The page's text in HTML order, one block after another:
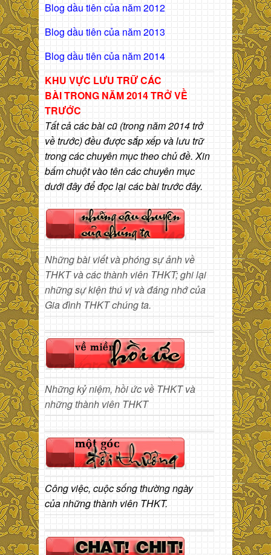
Blog dầu tiên của năm 2012
Blog dầu tiên của năm 2013
Blog dầu tiên của năm 2014
KHU VỰC LƯU TRỮ CÁC
BÀITRONG NĂM 2014 TRỞ VỀ
TRƯỚC
Tất cả các bài cũ (trong năm 2014 trở
về trước) đều được sắp xếp và lưu trữ
trong các chuyên mục theo chủ đề. Xin
bấm chuột vào tên các chuyên mục
dưới đây để đọc lại các bài trước đây.
Những bài viết và phóng sự ảnh về
THKT và các thành viên THKT; ghi lại
những sự kiện thú vị và đáng nhớ của
Gia đình THKT chúng ta.
Những kỷ niệm, hồi ức về THKT và
những thành viên THKT
Công việc, cuộc sống thường ngày
của những thành viên THKT.